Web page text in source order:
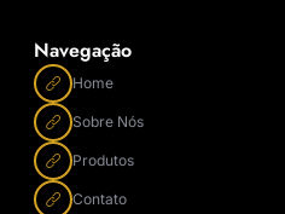
Navegação
Home
Sobre Nós
Produtos
Contato